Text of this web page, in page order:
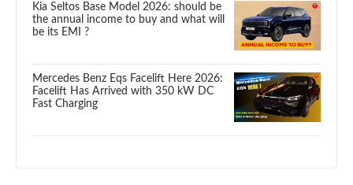
Kia Seltos Base Model 2026: should be
the annual income to buy and what will
be its EMI ?
Mercedes Benz Eqs Facelift Here 2026:
Facelift Has Arrived with 350 kW DC
Fast Charging